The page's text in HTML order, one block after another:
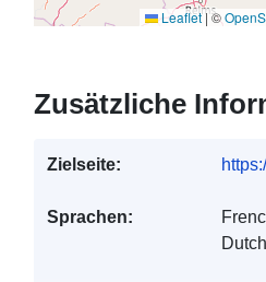
Leaflet|©
Zusätzliche
Zielseite:
Sprachen:
Dutch